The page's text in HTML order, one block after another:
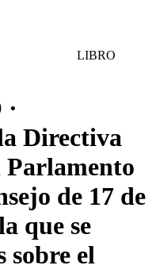
LIBRO
Directiva
Parlamento
de 17 de
que se
sobre el